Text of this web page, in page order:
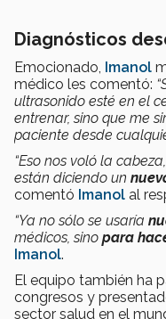
Diagnósticos
Emocionado, Imanol
médico les comentó:
ultrasonido esté en el
entrenar, sino que me
paciente desde
“Eso nos voló la
están diciendo un
comentó Imanol al
“Ya no sólo se usaría
médicos, sino para
Imanol.
El equipo también ha
congresos y
sector salud en el